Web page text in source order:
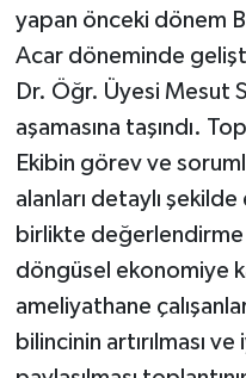
yapan önceki dönem
Acar döneminde
Dr. Öğr. Üyesi Mesut
aşamasına taşındı.
Ekibin görev ve
alanları detaylı şekilde
birlikte değerlendirme
döngüsel ekonomiye
ameliyathane
bilincinin artırılması